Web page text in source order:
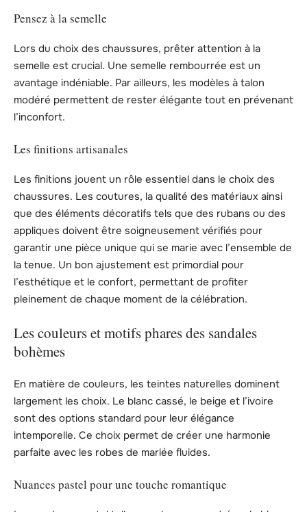
Pensez à la semelle
Lors du choix des chaussures, prêter attention à la
semelle est crucial. Une semelle rembourrée est un
avantage indéniable. Par ailleurs, les modèles à talon
modéré permettent de rester élégante tout en prévenant
l’inconfort.
Les finitions artisanales
Les finitions jouent un rôle essentiel dans le choix des
chaussures. Les coutures, la qualité des matériaux ainsi
que des éléments décoratifs tels que des rubans ou des
appliques doivent être soigneusement vérifiés pour
garantir une pièce unique qui se marie avec l’ensemble de
la tenue. Un bon ajustement est primordial pour
l’esthétique et le confort, permettant de profiter
pleinement de chaque moment de la célébration.
Les couleurs et motifs phares des sandales
bohèmes
En matière de couleurs, les teintes naturelles dominent
largement les choix. Le blanc cassé, le beige et l’ivoire
sont des options standard pour leur élégance
intemporelle. Ce choix permet de créer une harmonie
parfaite avec les robes de mariée fluides.
Nuances pastel pour une touche romantique